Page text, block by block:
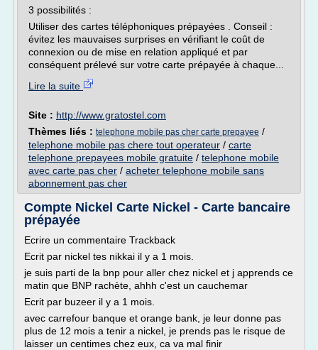
3 possibilités :
Utiliser des cartes téléphoniques prépayées . Conseil :
évitez les mauvaises surprises en vérifiant le coût de
connexion ou de mise en relation appliqué et par
conséquent prélevé sur votre carte prépayée à chaque...
Lire la suite
Site : http://www.gratostel.com
Thèmes liés : telephone mobile pas cher carte prepayee /
telephone mobile pas chere tout operateur / carte
telephone prepayees mobile gratuite / telephone mobile
avec carte pas cher / acheter telephone mobile sans
abonnement pas cher
Compte Nickel Carte Nickel - Carte bancaire
prépayée
Ecrire un commentaire Trackback
Ecrit par nickel tes nikkai il y a 1 mois.
je suis parti de la bnp pour aller chez nickel et j apprends ce
matin que BNP rachète, ahhh c'est un cauchemar
Ecrit par buzeer il y a 1 mois.
avec carrefour banque et orange bank, je leur donne pas
plus de 12 mois a tenir a nickel, je prends pas le risque de
laisser un centimes chez eux, ca va mal finir